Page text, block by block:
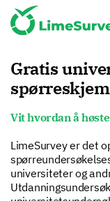
Gratis
Vit hvordan å
LimeSurvey er det
universiteter og